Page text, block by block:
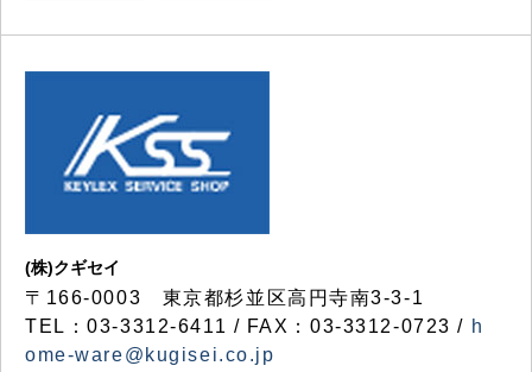
(株)クギセイ
〒166-0003 東京都杉並区高円寺南3-3-1
TEL：03-3312-6411 / FAX：03-3312-0723 / h
ome-ware@kugisei.co.jp